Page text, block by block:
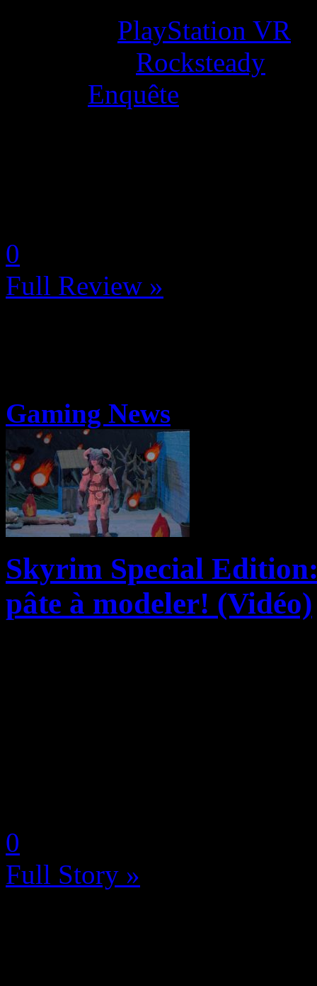
PlayStation VR
Rocksteady
Enquête
0
Full Review »
Gaming News
Skyrim Special
pâte à modeler! (Vidéo)
0
Full Story »